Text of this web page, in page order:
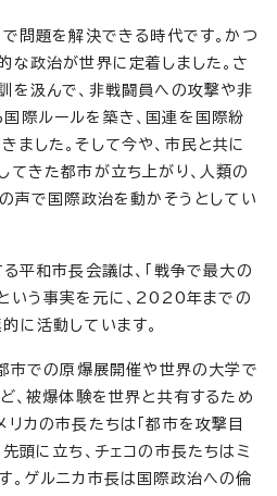
問題を解決できる時代です。かつ
な政治が世界に定着しました。さ
を汲んで、非戦闘員への攻撃や非
際ルールを築き、国連を国際紛
ました。そして今や、市民と共に
てきた都市が立ち上がり、人類の
声で国際政治を動かそうとしてい
和市長会議は、「戦争で最大の
いう事実を元に、2020年までの
に活動しています。
市での原爆展開催や世界の大学で
、被爆体験を世界と共有するため
リカの市長たちは「都市を攻撃目
頭に立ち、チェコの市長たちはミ
。ゲルニカ市長は国際政治への倫